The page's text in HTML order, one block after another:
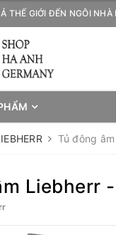
THẾ GIỚI ĐẾN NGÔI NHÀ
Tủ đông
Liebherr